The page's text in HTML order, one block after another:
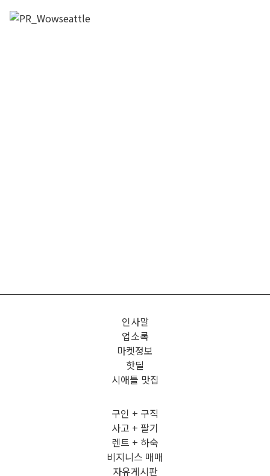
인사말
업소록
마켓정보
핫딜
시애틀 맛집
구인 + 구직
사고 + 팔기
렌트 + 하숙
비지니스 매매
자유게시판